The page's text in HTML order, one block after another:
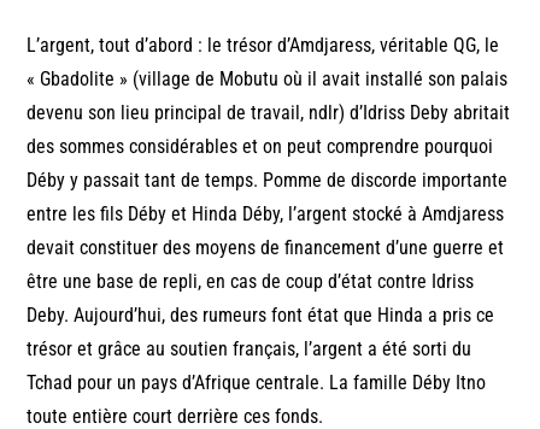
L’argent, tout d’abord : le trésor d’Amdjaress, véritable QG, le
« Gbadolite » (village de Mobutu où il avait installé son palais
devenu son lieu principal de travail, ndlr) d’Idriss Deby abritait
des sommes considérables et on peut comprendre pourquoi
Déby y passait tant de temps. Pomme de discorde importante
entre les fils Déby et Hinda Déby, l’argent stocké à Amdjaress
devait constituer des moyens de financement d’une guerre et
être une base de repli, en cas de coup d’état contre Idriss
Deby. Aujourd’hui, des rumeurs font état que Hinda a pris ce
trésor et grâce au soutien français, l’argent a été sorti du
Tchad pour un pays d’Afrique centrale. La famille Déby Itno
toute entière court derrière ces fonds.